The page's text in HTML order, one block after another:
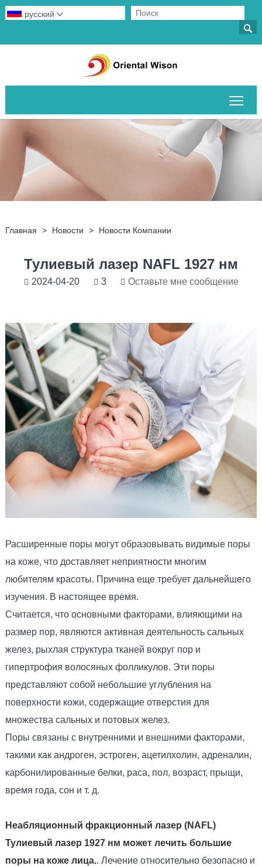

русский 
Главная > Новости > Новости Компании
Тулиевый лазер NAFL 1927 нм
2024-04-20 3 Оставьте мне сообщение
Расширенные поры могут образовывать видимые поры
на коже, что доставляет неприятности многим
любителям красоты. Причина еще требует дальнейшего
изучения. В настоящее время.
Считается, что основными факторами, влияющими на
размер пор, являются активная деятельность сальных
желез, рыхлая структура тканей вокруг пор и
гипертрофия волосяных фолликулов. Эти поры
представляют собой небольшие углубления на
поверхности кожи, содержащие отверстия для
множества сальных и потовых желез.
Поры связаны с внутренними и внешними факторами,
такими как андроген, эстроген, ацетилхолин, адреналин,
карбонилированные белки, раса, пол, возраст, прыщи,
время года, сон и т. д.
Неабляционный фракционный лазер (NAFL)
Тулиевый лазер 1927 нм может лечить большие
поры на коже лица.. Лечение относительно безопасно и